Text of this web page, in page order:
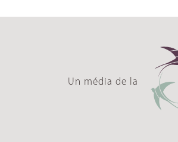
Un média de la